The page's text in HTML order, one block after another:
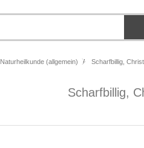
Naturheilkunde (allgemein) Scharfbillig,
Scharfbillig,